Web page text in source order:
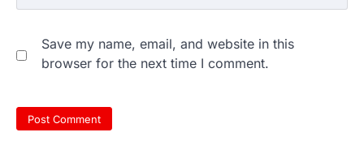
Save my name, email, and website in this
browser for the next time I comment.